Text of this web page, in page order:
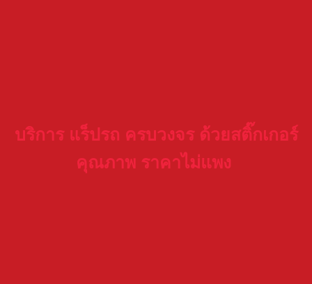
บริการ แร็ปรถ ครบวงจร ด้วยสติ๊กเกอร์
คุณภาพ ราคาไม่แพง